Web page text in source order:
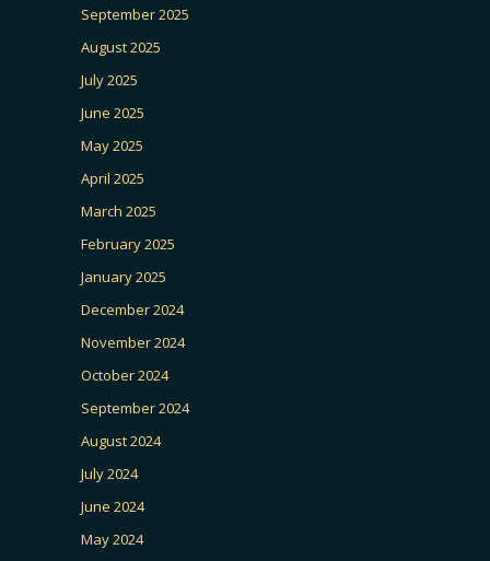
September 2025
August 2025
July 2025
June 2025
May 2025
April 2025
March 2025
February 2025
January 2025
December 2024
November 2024
October 2024
September 2024
August 2024
July 2024
June 2024
May 2024